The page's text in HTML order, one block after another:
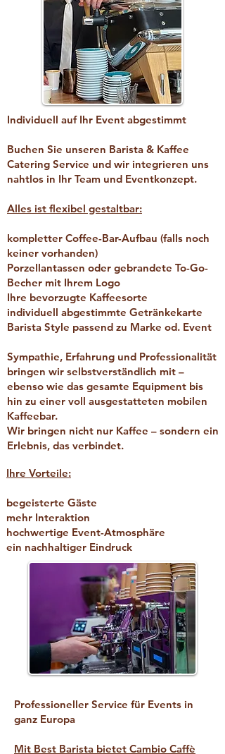
Individuell auf Ihr Event abgestimmt
Buchen Sie unseren Barista & Kaffee
Catering Service und wir integrieren uns
nahtlos in Ihr Team und Eventkonzept.
Alles ist flexibel gestaltbar:
kompletter Coffee-Bar-Aufbau (falls noch
keiner vorhanden)
Porzellantassen oder gebrandete To-Go-
Becher mit Ihrem Logo
Ihre bevorzugte Kaffeesorte
individuell abgestimmte Getränkekarte
Barista Style passend zu Marke od. Event
Sympathie, Erfahrung und Professionalität
bringen wir selbstverständlich mit –
ebenso wie das gesamte Equipment bis
hin zu einer voll ausgestatteten mobilen
Kaffeebar.
Wir bringen nicht nur Kaffee – sondern ein
Erlebnis, das verbindet.
Ihre Vorteile:
begeisterte Gäste
mehr Interaktion
hochwertige Event-Atmosphäre
ein nachhaltiger Eindruck
Professioneller Service für Events in
ganz Europa
Mit Best Barista bietet Cambio Caffè